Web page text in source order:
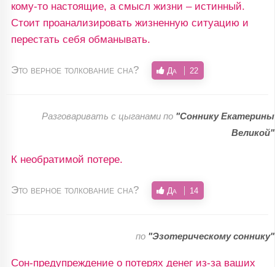
кому-то настоящие, а смысл жизни – истинный.
Стоит проанализировать жизненную ситуацию и
перестать себя обманывать.
Это верное толкование сна? Да 22
Разговаривать с цыганами по "Соннику Екатерины
Великой"
К необратимой потере.
Это верное толкование сна? Да 14
по "Эзотерическому соннику"
Сон-предупреждение о потерях денег из-за ваших